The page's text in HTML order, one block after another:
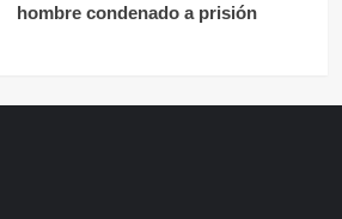
hombre condenado a prisión